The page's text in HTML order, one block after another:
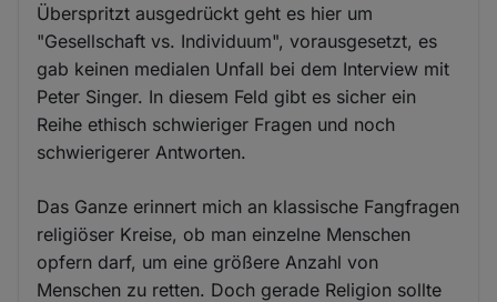
Überspritzt ausgedrückt geht es hier um
"Gesellschaft vs. Individuum", vorausgesetzt, es
gab keinen medialen Unfall bei dem Interview mit
Peter Singer. In diesem Feld gibt es sicher ein
Reihe ethisch schwieriger Fragen und noch
schwierigerer Antworten.
Das Ganze erinnert mich an klassische Fangfragen
religiöser Kreise, ob man einzelne Menschen
opfern darf, um eine größere Anzahl von
Menschen zu retten. Doch gerade Religion sollte